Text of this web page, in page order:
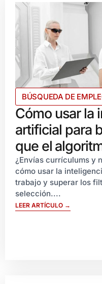
BÚSQUEDA DE
Cómo usar la
artificial para
que el
¿Envías currículums y
cómo usar la
trabajo y superar los
selección....
LEER ARTÍCULO →